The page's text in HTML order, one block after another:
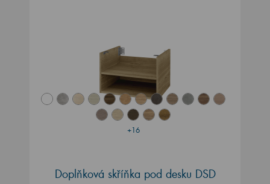
+16
Doplňková skříňka pod desku DSD